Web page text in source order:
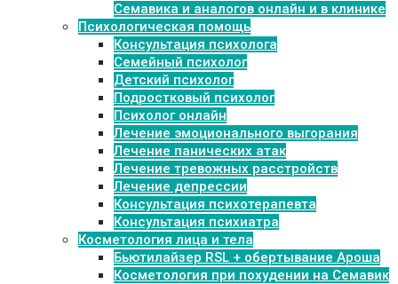
Семавика и аналогов онлайн и в клинике
Психологическая помощь
Консультация психолога
Семейный психолог
Детский психолог
Подростковый психолог
Психолог онлайн
Лечение эмоционального выгорания
Лечение панических атак
Лечение тревожных расстройств
Лечение депрессии
Консультация психотерапевта
Консультация психиатра
Косметология лица и тела
Бьютилайзер RSL + обертывание Ароша
Косметология при похудении на Семавик